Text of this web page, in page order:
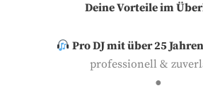
Deine Vorteile im
Pro DJ mit über 25
professionell &
●